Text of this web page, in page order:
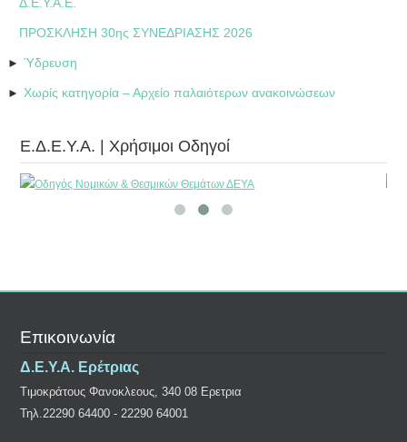
Δ.Ε.Υ.Α.Ε.
ΠΡΟΣΚΛΗΣΗ 30ης ΣΥΝΕΔΡΙΑΣΗΣ 2026
► Ύδρευση
► Χωρίς κατηγορία – Αρχείο παλαιότερων ανακοινώσεων
Ε.Δ.Ε.Υ.Α. | Χρήσιμοι Οδηγοί
Επικοινωνία
Δ.Ε.Υ.Α. Ερέτριας
Τιμοκράτους Φανοκλεους, 340 08 Ερετρια
Τηλ.22290 64400 - 22290 64001